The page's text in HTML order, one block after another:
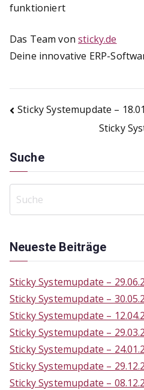
funktioniert
Das Team vonsticky.de
Deine innovative ERP-
Sticky Systemupdate –
Sticky
Suche
Neueste Beiträge
Sticky Systemupdate –
Sticky Systemupdate –
Sticky Systemupdate –
Sticky Systemupdate –
Sticky Systemupdate –
Sticky Systemupdate –
Sticky Systemupdate –